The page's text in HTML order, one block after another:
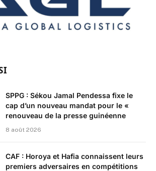
SPPG : Sékou Jamal Pendessa fixe le
cap d’un nouveau mandat pour le «
renouveau de la presse guinéenne
8 août 2026
CAF : Horoya et Hafia connaissent leurs
premiers adversaires en compétitions